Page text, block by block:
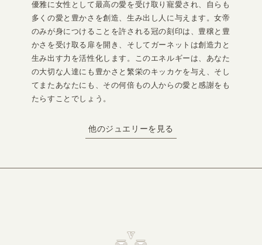
優雅に女性として最高の愛を受け取り寵愛され、自らも
多くの愛と豊かさを創造、生み出し人に与えます。女帝
のみが身につけることを許される冠の刻印は、豊穣と豊
かさを受け取る扉を開き、そしてガーネットは創造力と
生み出す力を活性化します。このエネルギーは、あなた
の大切な人達にも豊かさと繁栄のキッカケを与え、そし
てまたあなたにも、その何倍もの人からの愛と感謝をも
たらすことでしょう。
他のジュエリーを見る